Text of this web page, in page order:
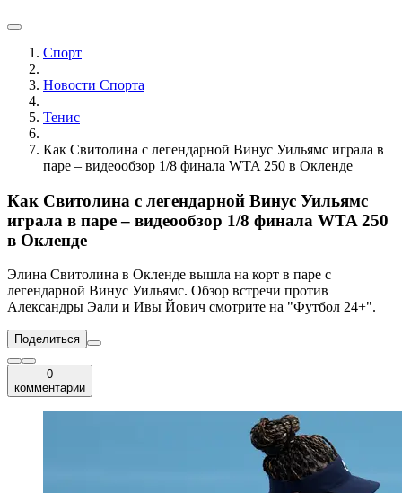
Спорт
Новости Cпорта
Тенис
Как Свитолина с легендарной Винус Уильямс играла в
паре – видеообзор 1/8 финала WTA 250 в Окленде
Как Свитолина с легендарной Винус Уильямс
играла в паре – видеообзор 1/8 финала WTA 250
в Окленде
Элина Свитолина в Окленде вышла на корт в паре с
легендарной Винус Уильямс. Обзор встречи против
Александры Эали и Ивы Йович смотрите на "Футбол 24+".
Поделиться
0
комментарии